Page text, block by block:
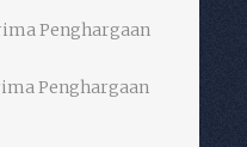
Penghargaan
Penghargaan